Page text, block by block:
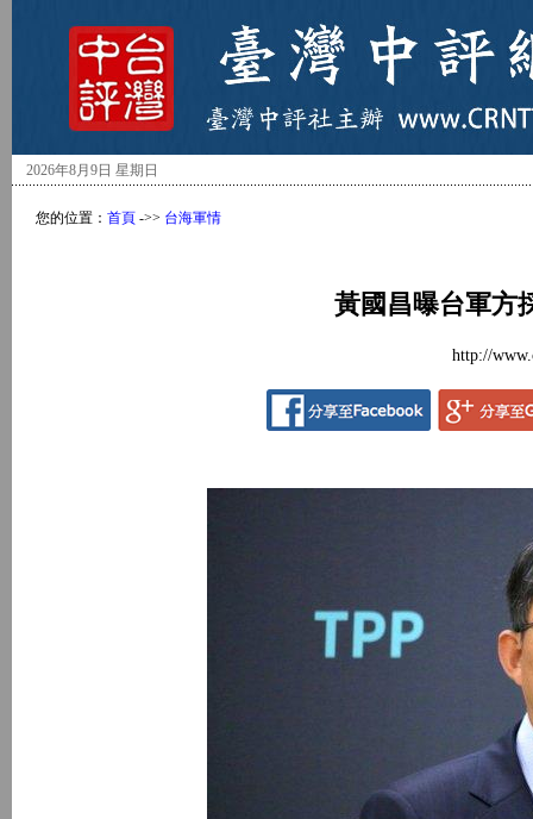
2026年8月9日 星期日
您的位置： 首頁 ->> 台海軍情
黃國昌曝台軍
http://